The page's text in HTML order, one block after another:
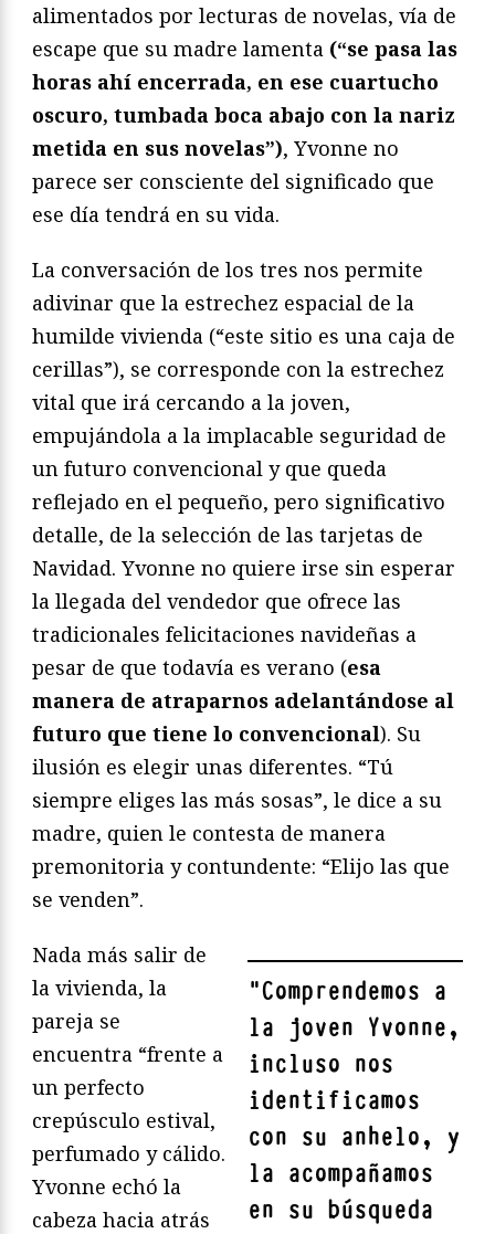
alimentados por lecturas de novelas, vía de
escape que su madre lamenta (“se pasa las
horas ahí encerrada, en ese cuartucho
oscuro, tumbada boca abajo con la nariz
metida en sus novelas”), Yvonne no
parece ser consciente del significado que
ese día tendrá en su vida.
La conversación de los tres nos permite
adivinar que la estrechez espacial de la
humilde vivienda (“este sitio es una caja de
cerillas”), se corresponde con la estrechez
vital que irá cercando a la joven,
empujándola a la implacable seguridad de
un futuro convencional y que queda
reflejado en el pequeño, pero significativo
detalle, de la selección de las tarjetas de
Navidad. Yvonne no quiere irse sin esperar
la llegada del vendedor que ofrece las
tradicionales felicitaciones navideñas a
pesar de que todavía es verano (esa
manera de atraparnos adelantándose al
futuro que tiene lo convencional). Su
ilusión es elegir unas diferentes. “Tú
siempre eliges las más sosas”, le dice a su
madre, quien le contesta de manera
premonitoria y contundente: “Elijo las que
se venden”.
"Comprendemos a
la joven Yvonne,
incluso nos
identificamos
con su anhelo, y
la acompañamos
en su búsqueda
Nada más salir de
la vivienda, la
pareja se
encuentra “frente a
un perfecto
crepúsculo estival,
perfumado y cálido.
Yvonne echó la
cabeza hacia atrás